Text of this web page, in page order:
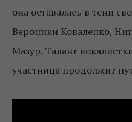
она оставалась в тени
Вероники Коваленко,
Мазур. Талант
участница продолжит